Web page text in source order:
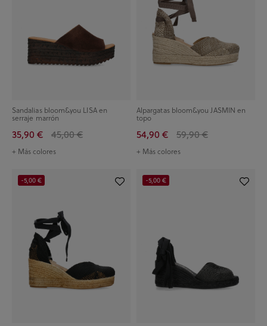
Sandalias bloom&you LISA en
serraje marrón
35,90 € 45,00 €
+ Más colores
Alpargatas bloom&you JASMIN en
topo
54,90 € 59,90 €
+ Más colores
-5,00 € -5,00 €